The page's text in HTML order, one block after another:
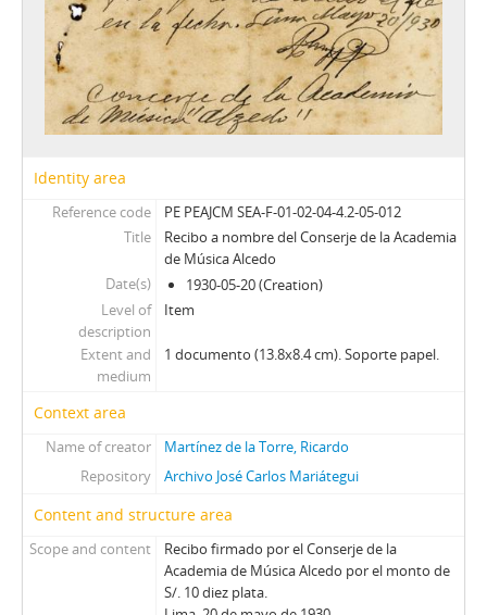
Identity area
Reference code
PE PEAJCM SEA-F-01-02-04-4.2-05-012
Title
Recibo a nombre del Conserje de la Academia
de Música Alcedo
Date(s)
1930-05-20 (Creation)
Level of
description
Item
Extent and
medium
1 documento (13.8x8.4 cm). Soporte papel.
Context area
Name of creator
Martínez de la Torre, Ricardo
Repository
Archivo José Carlos Mariátegui
Content and structure area
Scope and content
Recibo firmado por el Conserje de la
Academia de Música Alcedo por el monto de
S/. 10 diez plata.